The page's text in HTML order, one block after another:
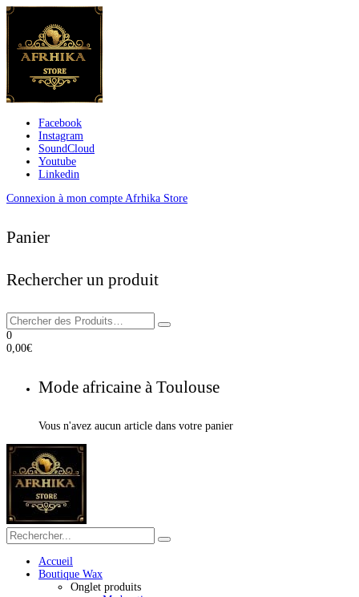
Facebook
Instagram
SoundCloud
Youtube
Linkedin
Connexion à mon compte Afrhika Store
Panier
Rechercher un produit
0
0,00€
Mode africaine à Toulouse
Vous n'avez aucun article dans votre panier
Accueil
Boutique Wax
Onglet produits